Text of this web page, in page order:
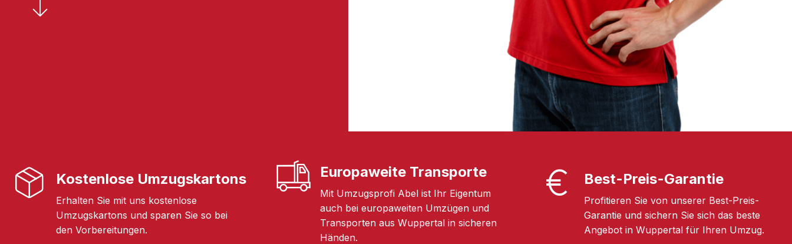
Kostenlose Umzugskartons
Erhalten Sie mit uns kostenlose
Umzugskartons und sparen Sie so bei
den Vorbereitungen.
Europaweite Transporte
Mit Umzugsprofi Abel ist Ihr Eigentum
auch bei europaweiten Umzügen und
Transporten aus Wuppertal in sicheren
Händen.
Best-Preis-Garantie
Profitieren Sie von unserer Best-Preis-
Garantie und sichern Sie sich das beste
Angebot in Wuppertal für Ihren Umzug.